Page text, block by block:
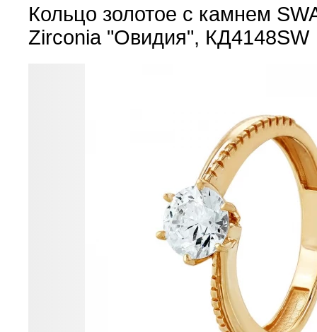
Кольцо золотое с камнем
Zirconia "Овидия", КД4148SW